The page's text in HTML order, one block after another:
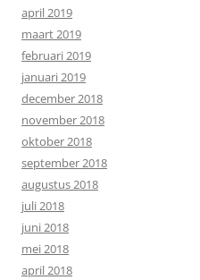
april 2019
maart 2019
februari 2019
januari 2019
december 2018
november 2018
oktober 2018
september 2018
augustus 2018
juli 2018
juni 2018
mei 2018
april 2018